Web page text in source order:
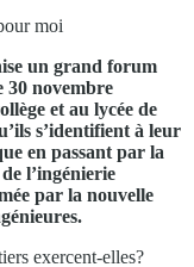
moi
un grand forum
30 novembre
et au lycée de
s’identifient à leur
en passant par la
l’ingénierie
par la nouvelle
exercent-elles?